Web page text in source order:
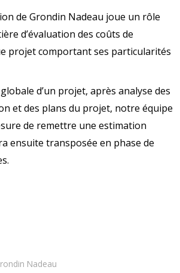
de Grondin Nadeau joue un rôle
d’évaluation des coûts de
projet comportant ses particularités
d’un projet, après analyse des
et des plans du projet, notre équipe
de remettre une estimation
ensuite transposée en phase de
Nadeau